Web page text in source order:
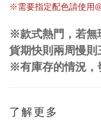
※需要指定配色請使用
※款式熱門，若無
貨期快則兩周慢則
※有庫存的情況，
了解更多